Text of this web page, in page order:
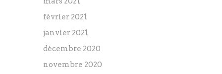
février 2021
janvier 2021
décembre 2020
novembre 2020